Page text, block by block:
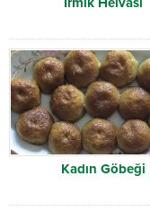
Kadın Göbeği